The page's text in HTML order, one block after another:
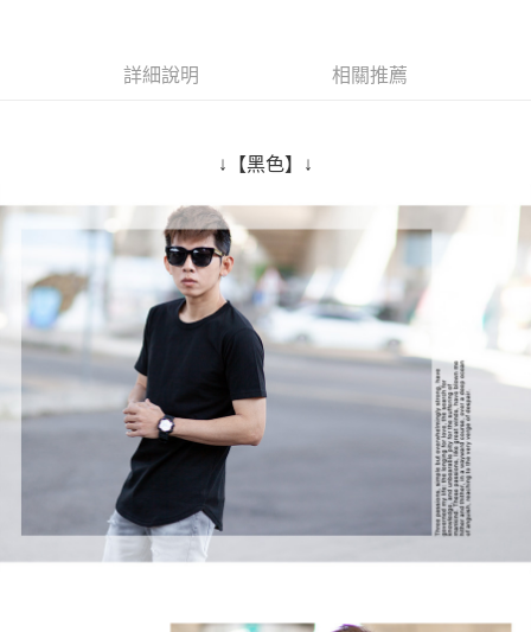
AFTEE先享後付是「在收到商品之後才付款」的支付方式。 讓您購物簡單
３．安心：先確認商品／服務後，再付款。
１．於結帳方式選擇「AFTEE先享後付」後，將跳轉至「AFTEE先享後付」
結帳頁面，進行簡訊認證並確認金額後，即可完成結帳。
２．訂單成立數日內，您將收到繳費通知簡訊。
３．收到繳費通知簡訊後14天內，點擊此簡訊中的連結，可透過四大超商／
ATM／網路銀行／等多元方式進行付款，方視為交易完成。
※ 請注意：結帳手續完成當下不需立刻繳費，但若您需要取消訂單，請聯絡
購買商品的店家。未經商家同意取消之訂單仍視為有效，需透過AFTEE先享
後付繳納相關費用。
※ 交易是否成功請以「AFTEE先享後付 」之結帳頁面顯示為準，若有關於
是否繳費成功／繳費後需取消欲退款等相關疑問，請聯繫「AFTEE先享後付
客戶支援中心」https://netprotections.freshdesk.com/support/home
１．透過由恩沛科技股份有限公司提供之「AFTEE先享後付」服務完成之交
易，需依本服務之必要範圍內提供個人資料，並將交易相關給付款項請求債
權轉讓予恩沛科技股份有限公司。
２．關於個人資料處理事宜，請瀏覽以下網址：
「AFTEE先享後付」，若未經同意申辦者引起之損失，本公司不負相關責
先付款後全家取貨
每筆NT$80，滿NT$1,800(含以上)免運費
7-11付款取貨
每筆NT$80，滿NT$1,800(含以上)免運費
先付款後7-11取貨
每筆NT$80，滿NT$1,800(含以上)免運費
每筆NT$120，滿NT$3,000(含以上)免運費
詳細說明 相關推薦
↓【黑色】↓